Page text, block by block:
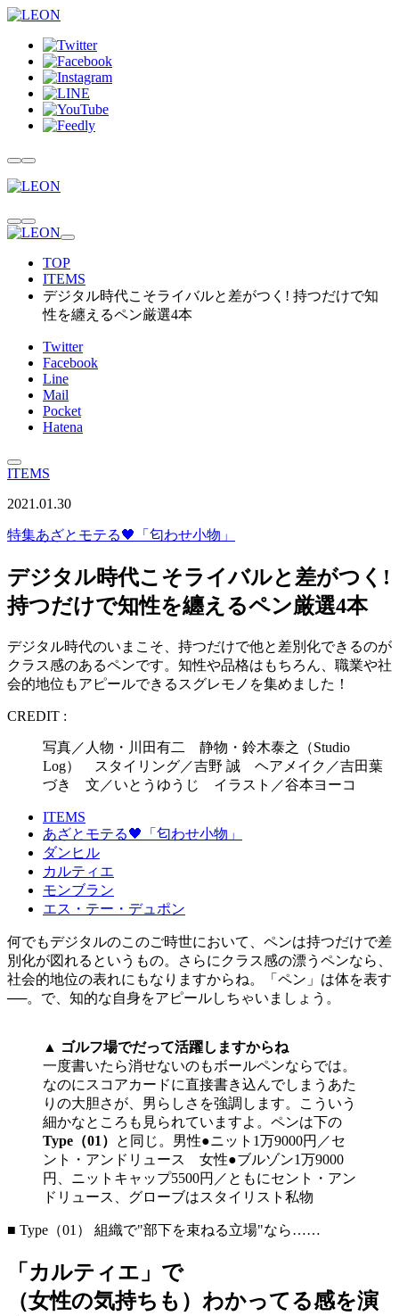
TOP
ITEMS
デジタル時代こそライバルと差がつく! 持つだけで知
性を纏えるペン厳選4本
Twitter
Facebook
Line
Mail
Pocket
Hatena
ITEMS
2021.01.30
特集あざとモテる🖤「匂わせ小物」
デジタル時代こそライバルと差がつく!
持つだけで知性を纏えるペン厳選4本
デジタル時代のいまこそ、持つだけで他と差別化できるのが
クラス感のあるペンです。知性や品格はもちろん、職業や社
会的地位もアピールできるスグレモノを集めました！
CREDIT :
写真／人物・川田有二 静物・鈴木泰之（Studio
Log） スタイリング／吉野 誠 ヘアメイク／吉田葉
づき 文／いとうゆうじ イラスト／谷本ヨーコ
ITEMS
あざとモテる🖤「匂わせ小物」
ダンヒル
カルティエ
モンブラン
エス・テー・デュポン
何でもデジタルのこのご時世において、ペンは持つだけで差
別化が図れるというもの。さらにクラス感の漂うペンなら、
社会的地位の表れにもなりますからね。「ペン」は体を表す
──。で、知的な自身をアピールしちゃいましょう。
▲ ゴルフ場でだって活躍しますからね
一度書いたら消せないのもボールペンならでは。
なのにスコアカードに直接書き込んでしまうあた
りの大胆さが、男らしさを強調します。こういう
細かなところも見られていますよ。ペンは下の
Type（01）
と同じ。男性●ニット1万9000円／セ
ント・アンドリュース 女性●ブルゾン1万9000
円、ニットキャップ5500円／ともにセント・アン
ドリュース、グローブはスタイリスト私物
■ Type（01） 組織で"部下を束ねる立場"なら……
「カルティエ」で
（女性の気持ちも）わかってる感を演